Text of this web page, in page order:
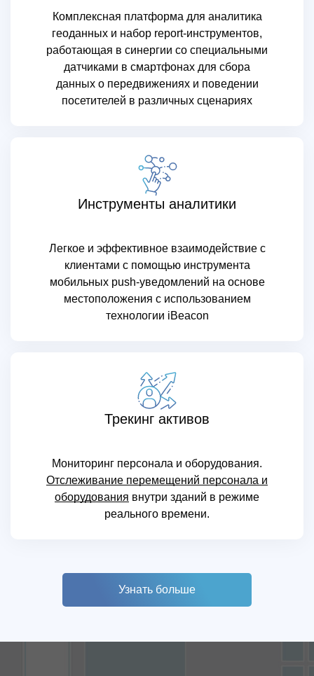
Комплексная платформа для аналитика
геоданных и набор report-инструментов,
работающая в синергии со специальными
датчиками в смартфонах для сбора
данных о передвижениях и поведении
посетителей в различных сценариях
Инструменты аналитики
Легкое и эффективное взаимодействие с
клиентами с помощью инструмента
мобильных push-уведомлений на основе
местоположения с использованием
технологии iBeacon
Трекинг активов
Мониторинг персонала и оборудования.
Отслеживание перемещений персонала и
оборудования внутри зданий в режиме
реального времени.
Узнать больше